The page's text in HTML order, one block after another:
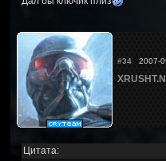
#34 2007-
Цитата: